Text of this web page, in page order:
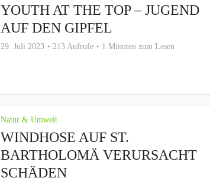
YOUTH AT THE TOP – JUGEND
AUF DEN GIPFEL
29. Juli 2023 213 Aufrufe 1 Minuten zum Lesen
Natur & Umwelt
WINDHOSE AUF ST.
BARTHOLOMÄ VERURSACHT
SCHÄDEN